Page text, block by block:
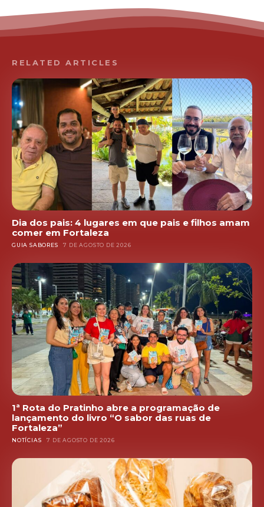
RELATED ARTICLES
Dia dos pais: 4 lugares em que pais e filhos amam
comer em Fortaleza
GUIA SABORES 7 DE AGOSTO DE 2026
1ª Rota do Pratinho abre a programação de
lançamento do livro “O sabor das ruas de
Fortaleza”
NOTÍCIAS 7 DE AGOSTO DE 2026